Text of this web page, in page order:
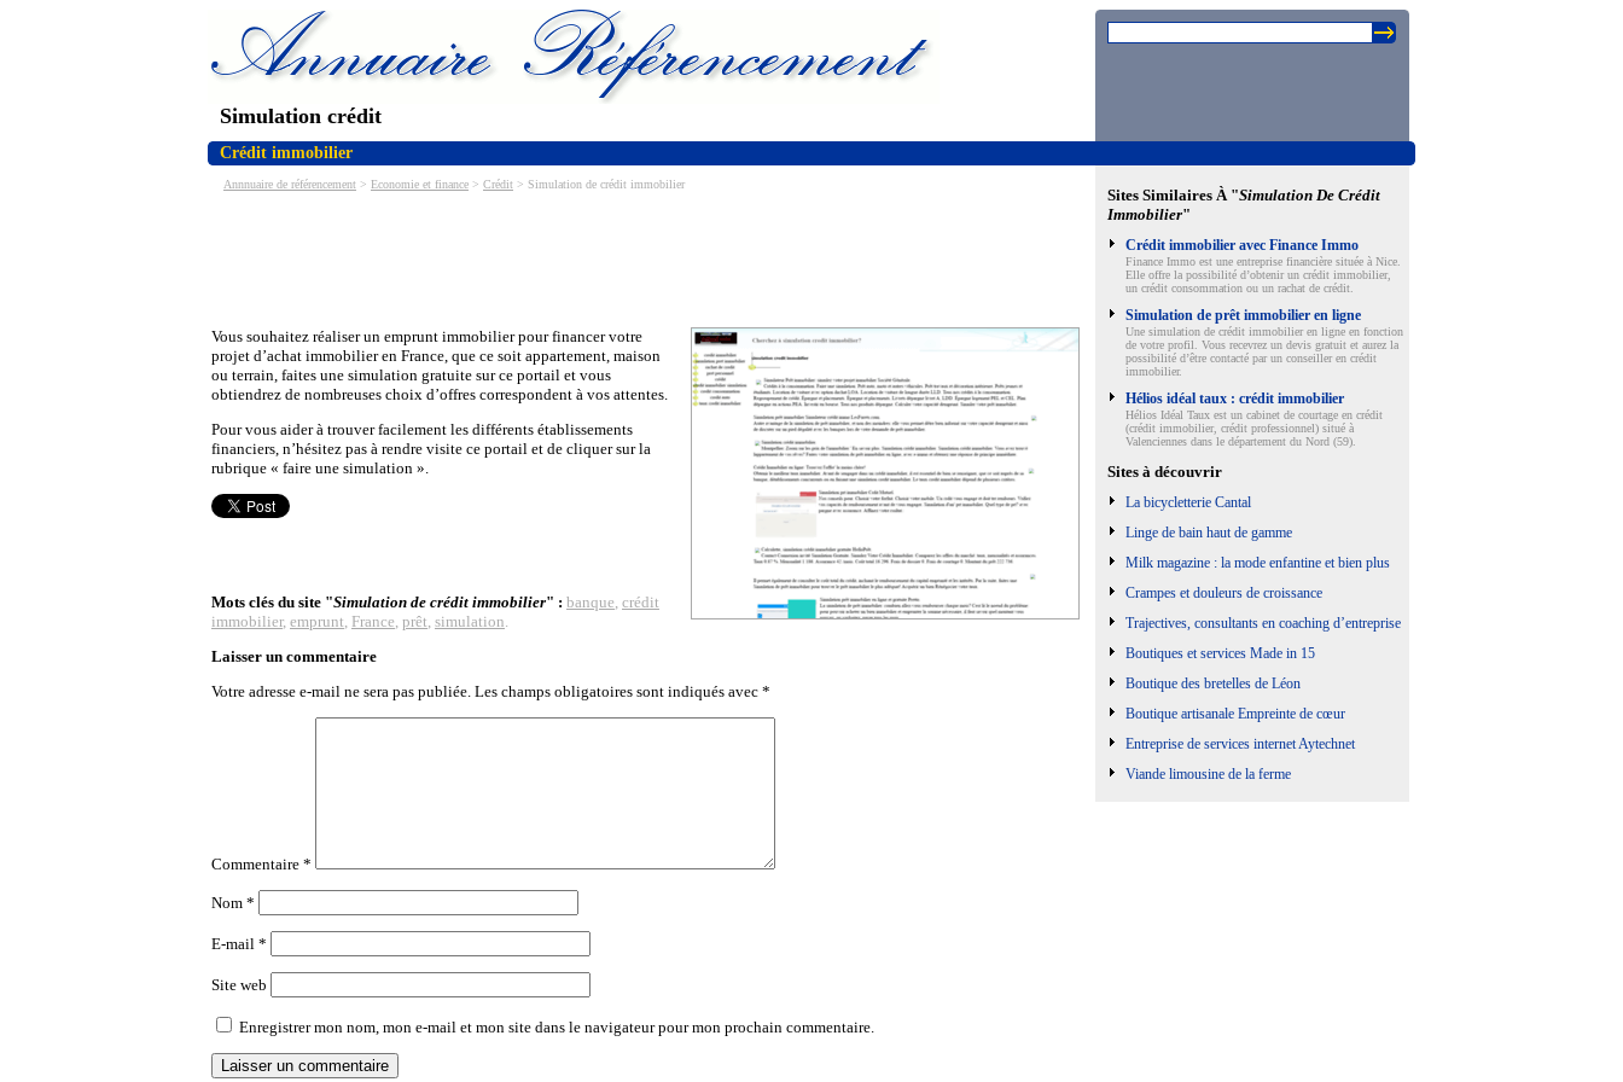
Simulation crédit
Crédit immobilier
Annnuaire de référencement > Economie et finance > Crédit > Simulation de crédit immobilier
Vous souhaitez réaliser un emprunt immobilier pour financer votre
projet d’achat immobilier en France, que ce soit appartement, maison
ou terrain, faites une simulation gratuite sur ce portail et vous
obtiendrez de nombreuses choix d’offres correspondent à vos attentes.
Pour vous aider à trouver facilement les différents établissements
financiers, n’hésitez pas à rendre visite ce portail et de cliquer sur la
rubrique « faire une simulation ».
Mots clés du site "Simulation de crédit immobilier" : banque, crédit
immobilier, emprunt, France, prêt, simulation.
Laisser un commentaire
Votre adresse e-mail ne sera pas publiée. Les champs obligatoires sont indiqués avec *
Commentaire *
Nom *
E-mail *
Site web
Enregistrer mon nom, mon e-mail et mon site dans le navigateur pour mon prochain commentaire.
Sites Similaires À "Simulation De Crédit
Immobilier"
Crédit immobilier avec Finance Immo
Finance Immo est une entreprise financière située à Nice.
Elle offre la possibilité d’obtenir un crédit immobilier,
un crédit consommation ou un rachat de crédit.
Simulation de prêt immobilier en ligne
Une simulation de crédit immobilier en ligne en fonction
de votre profil. Vous recevrez un devis gratuit et aurez la
possibilité d’être contacté par un conseiller en crédit
immobilier.
Hélios idéal taux : crédit immobilier
Hélios Idéal Taux est un cabinet de courtage en crédit
(crédit immobilier, crédit professionnel) situé à
Valenciennes dans le département du Nord (59).
Sites à découvrir
La bicycletterie Cantal
Linge de bain haut de gamme
Milk magazine : la mode enfantine et bien plus
Crampes et douleurs de croissance
Trajectives, consultants en coaching d’entreprise
Boutiques et services Made in 15
Boutique des bretelles de Léon
Boutique artisanale Empreinte de cœur
Entreprise de services internet Aytechnet
Viande limousine de la ferme